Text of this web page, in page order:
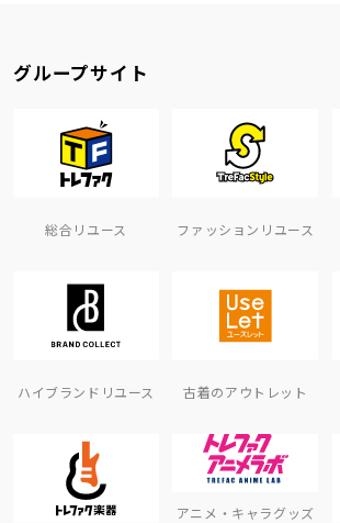
グループサイト
総合リユース ファッションリユース
ハイブランドリユース 古着のアウトレット
アニメ・キャラグッズ